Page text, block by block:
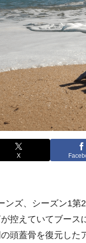
X
ンズ、シーズン1第
控えていてブース
頭蓋骨を復元した